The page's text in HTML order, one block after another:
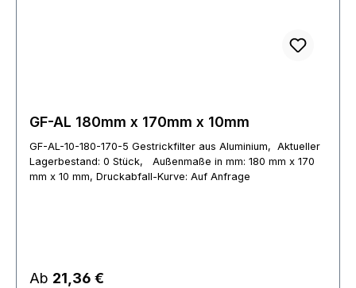
GF-AL 180mm x 170mm x 10mm
GF-AL-10-180-170-5 Gestrickfilter aus Aluminium, Aktueller
Lagerbestand: 0 Stück, Außenmaße in mm: 180 mm x 170
mm x 10 mm, Druckabfall-Kurve: Auf Anfrage
Regulärer Preis:
Ab 21,36 €